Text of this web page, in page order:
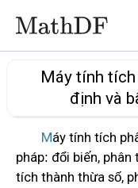
Máy tính tích
định và
Máy tính tích phân các hàm bằng các phương
pháp: đổi biến,
tích thành thừa số,